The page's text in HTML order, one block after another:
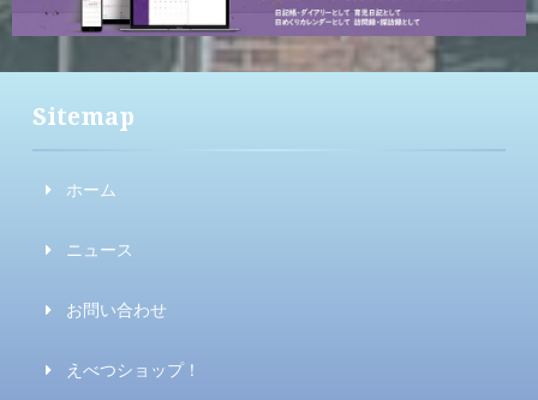
Sitemap
ホーム
ニュース
お問い合わせ
えべつショップ！